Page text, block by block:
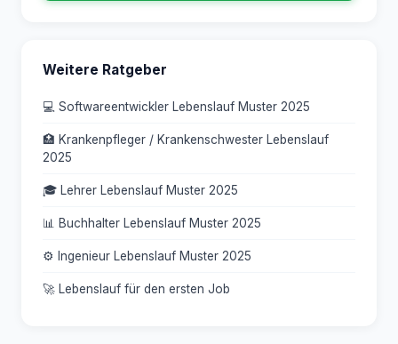
Weitere Ratgeber
💻 Softwareentwickler Lebenslauf Muster 2025
🏥 Krankenpfleger / Krankenschwester Lebenslauf
2025
🎓 Lehrer Lebenslauf Muster 2025
📊 Buchhalter Lebenslauf Muster 2025
⚙️ Ingenieur Lebenslauf Muster 2025
🚀 Lebenslauf für den ersten Job